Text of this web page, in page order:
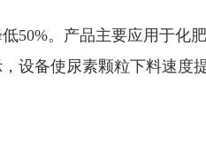
50%。产品主要应用于化肥
设备使尿素颗粒下料速度